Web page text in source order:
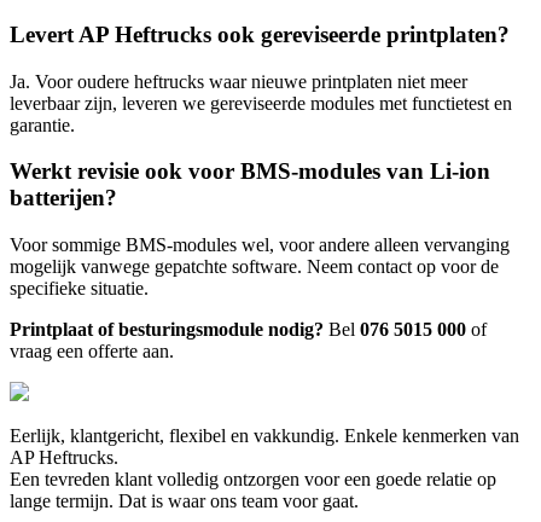
Levert AP Heftrucks ook gereviseerde printplaten?
Ja. Voor oudere heftrucks waar nieuwe printplaten niet meer
leverbaar zijn, leveren we gereviseerde modules met functietest en
garantie.
Werkt revisie ook voor BMS-modules van Li-ion
batterijen?
Voor sommige BMS-modules wel, voor andere alleen vervanging
mogelijk vanwege gepatchte software. Neem contact op voor de
specifieke situatie.
Printplaat of besturingsmodule nodig? Bel 076 5015 000 of
vraag een offerte aan.
Eerlijk, klantgericht, flexibel en vakkundig. Enkele kenmerken van
AP Heftrucks.
Een tevreden klant volledig ontzorgen voor een goede relatie op
lange termijn. Dat is waar ons team voor gaat.